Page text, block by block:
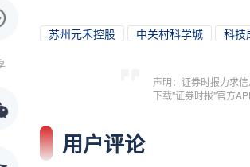
苏州元禾控股 中关村科学城 科技
声明：证券时报力求
下载"证券时报"官方
用户评论